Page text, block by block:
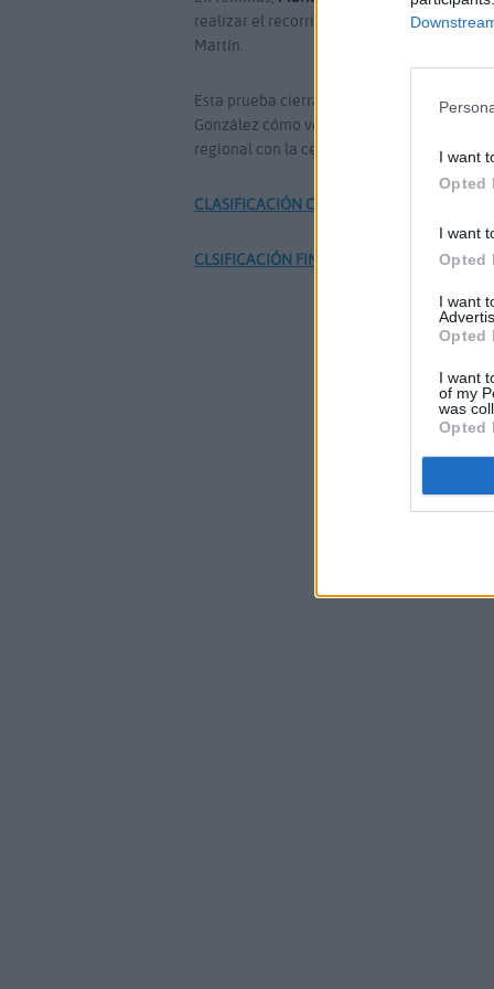
I want
Opted
I want
Opted
I want
Opted
I want
of my
was
Opted
realizar el recorrido dejando en segundo
Martín.
Esta prueba cierra la VIII Copa Insular de
González cómo vencedores absolutos. La
regional con la celebración de la
25º edición
CLASIFICACIÓN COMPLETA VI TRAVESÍA
CLSIFICACIÓN FINAL VIII COPA INSULAR DE